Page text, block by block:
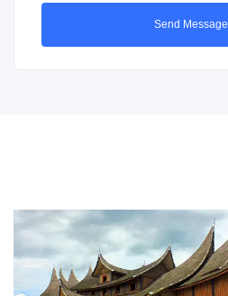
Send Message